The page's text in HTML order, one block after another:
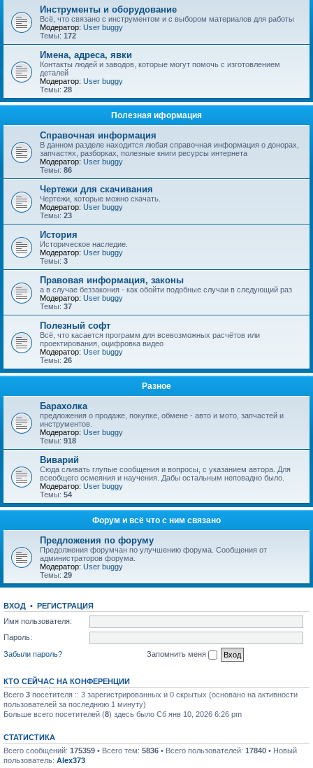
Инструменты и оборудование
Всё, что связано с инструментом и с выбором материалов для работы
Модератор: User buggy
Темы: 172
Имена, адреса, явки
Контакты людей и заводов, которые могут помочь с изготовлением
деталей
Модератор: User buggy
Темы: 28
Полезная иформация
Справочная информация
В данном разделе находится любая справочная информация о донорах,
запчастях, разборках, полезные книги ресурсы интернета
Модератор: User buggy
Темы: 86
Чертежи для скачивания
Чертежи, которые можно скачать.
Модератор: User buggy
Темы: 23
История
Историческое наследие.
Модератор: User buggy
Темы: 3
Правовая информация, законы
а в случае беззакония - как обойти подобные случаи в следующий раз
Модератор: User buggy
Темы: 37
Полезный софт
Всё, что касается программ для всевозможных расчётов или
проектирования, оцифровка видео
Модератор: User buggy
Темы: 26
Разное
Барахолка
предложения о продаже, покупке, обмене - авто и мото, запчастей и
инструментов.
Модератор: User buggy
Темы: 918
Виварий
Сюда сливать глупые сообщения и вопросы, с указанием автора. Для
всеобщего осмеяния и научения. Дабы остальным неповадно было.
Модератор: User buggy
Темы: 54
Форум и всё что с ним связано
Предложения по форуму
Предолжения форумчан по улучшению форума. Сообщения от
администраторов форума.
Модератор: User buggy
Темы: 29
ВХОД • РЕГИСТРАЦИЯ
Имя пользователя:
Пароль:
Забыли пароль?
Запомнить меня
КТО СЕЙЧАС НА КОНФЕРЕНЦИИ
Всего 3 посетителя :: 3 зарегистрированных и 0 скрытых (основано на активности
пользователей за последнюю 1 минуту)
Больше всего посетителей (8) здесь было Сб янв 10, 2026 6:26 pm
СТАТИСТИКА
Всего сообщений: 175359 • Всего тем: 5836 • Всего пользователей: 17840 • Новый
пользователь: Alex373